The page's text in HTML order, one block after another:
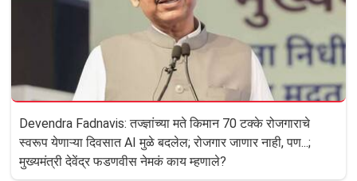
Devendra Fadnavis: तज्ज्ञांच्या मते किमान 70 टक्के रोजगाराचे
स्वरूप येणाऱ्या दिवसात AI मुळे बदलेल; रोजगार जाणार नाही, पण...;
मुख्यमंत्री देवेंद्र फडणवीस नेमकं काय म्हणाले?